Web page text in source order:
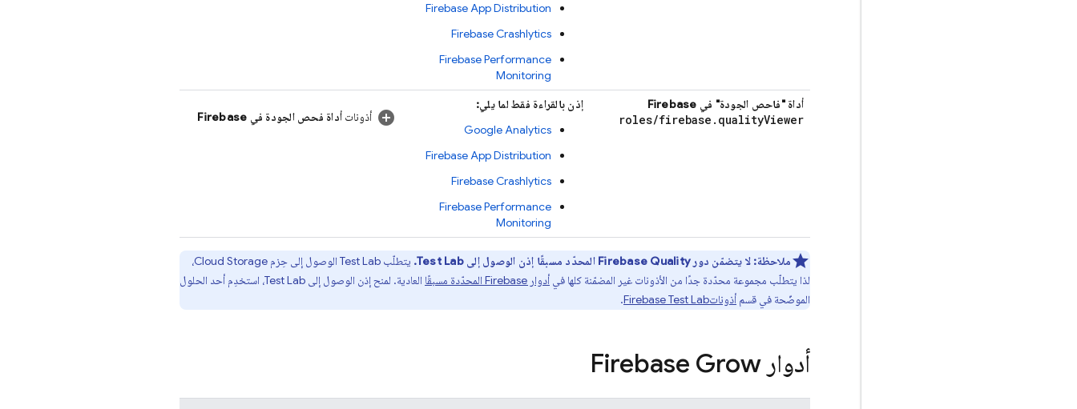
Firebase App Distribution
Firebase Crashlytics
Firebase Performance
Monitoring
أداة "فاحص الجودة" في Firebase
roles/firebase . qualityViewer
إذن بالقراءة فقط لما يلي:
Google Analytics
Firebase App Distribution
Firebase Crashlytics
Firebase Performance
Monitoring
أذونات أداة فحص الجودة في Firebase
ملاحظة: لا يتضمّن دور Firebase Quality المحدّد مسبقًا إذن الوصول إلى Test Lab
. يتطلّبTest Lab الوصول إلى حِزمCloud Storage،
لذا يتطلّب مجموعة محدّدة جدًا من الأذونات غير المضمّنة كلها في أدوار Firebase المحدّدة مسبقًا العادية. لمنح إذن الوصول إلى Test Lab، استخدِم أحد الحلول
الموضّحة في قسم أذوناتFirebase Test Lab
.
أدوار Firebase Grow